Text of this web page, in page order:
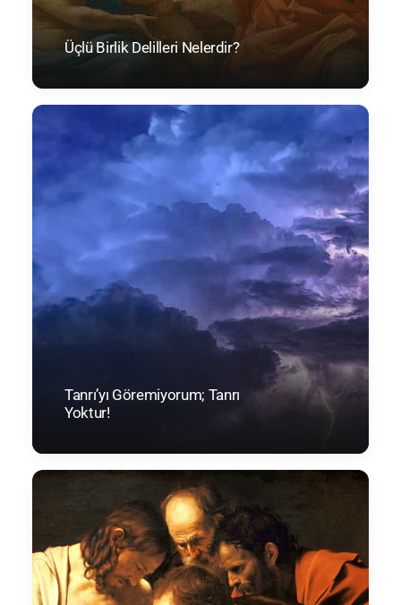
Üçlü Birlik Delilleri Nelerdir?
Tanrı’yı Göremiyorum; Tanrı
Yoktur!